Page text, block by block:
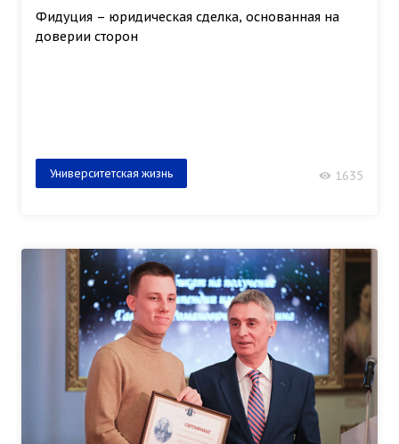
Фидуция – юридическая сделка, основанная на
доверии сторон
Университетская жизнь 1635